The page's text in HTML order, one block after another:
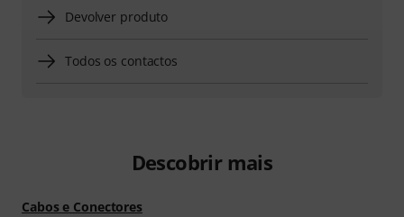
Devolver produto
Todos os contactos
Descobrir mais
Cabos e Conectores